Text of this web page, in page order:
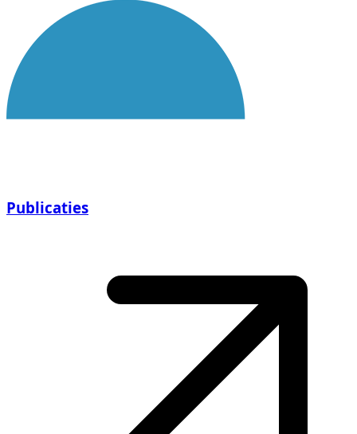
Publicaties